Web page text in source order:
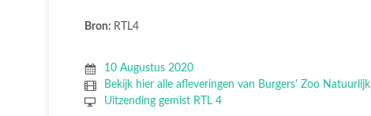
Bron: RTL4
10 Augustus 2020
Bekijk hier alle afleveringen van Burgers' Zoo Natuurlijk
Uitzending gemist RTL 4